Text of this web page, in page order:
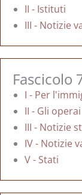
II - Istituti
III - Notizie
Fascicolo
I - Per
II - Gli operai
III - Notizie
IV - Notizie
V - Stati